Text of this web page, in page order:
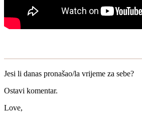
Jesi li danas pronašao/la vrijeme za sebe?
Ostavi komentar.
Love,